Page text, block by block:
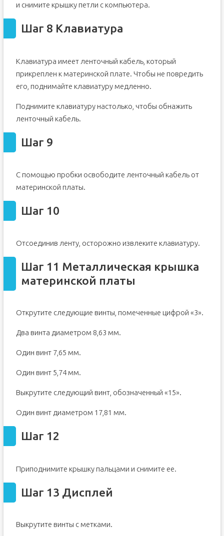
и снимите крышку петли с компьютера.
Шаг 8 Клавиатура
Клавиатура имеет ленточный кабель, который
прикреплен к материнской плате. Чтобы не повредить
его, поднимайте клавиатуру медленно.
Поднимите клавиатуру настолько, чтобы обнажить
ленточный кабель.
Шаг 9
С помощью пробки освободите ленточный кабель от
материнской платы.
Шаг 10
Отсоединив ленту, осторожно извлеките клавиатуру.
Шаг 11 Металлическая крышка
материнской платы
Открутите следующие винты, помеченные цифрой «3».
Два винта диаметром 8,63 мм.
Один винт 7,65 мм.
Один винт 5,74 мм.
Выкрутите следующий винт, обозначенный «15».
Один винт диаметром 17,81 мм.
Шаг 12
Приподнимите крышку пальцами и снимите ее.
Шаг 13 Дисплей
Выкрутите винты с метками.